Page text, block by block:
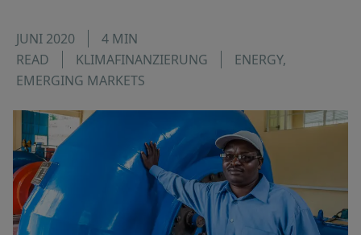
JUNI 2020
4 MIN
READ
KLIMAFINANZIERUNG ENERGY,
EMERGING MARKETS